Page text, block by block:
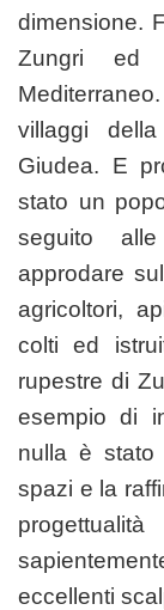
dimensione.
Zungri ed
villaggi
Giudea. E
stato un
seguito
approdare
agricoltori,
colti ed
rupestre di
esempio di
nulla è stato
spazi e la
eccellenti